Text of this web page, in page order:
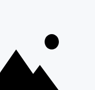
générales de ventes